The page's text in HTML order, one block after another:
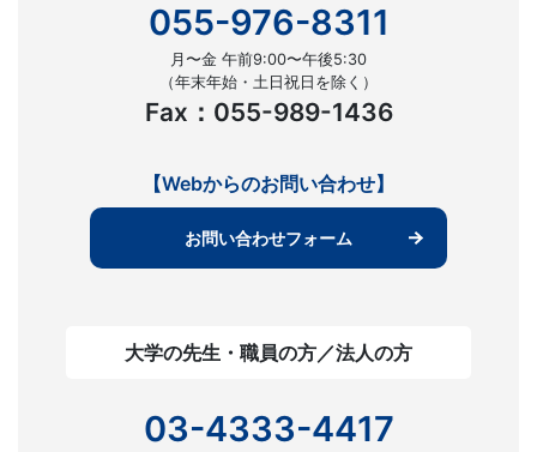
055-976-8311
月〜金 午前9:00〜午後5:30
（年末年始・土日祝日を除く）
Fax：055-989-1436
【Webからのお問い合わせ】
お問い合わせフォーム
大学の先生・職員の方／法人の方
03-4333-4417